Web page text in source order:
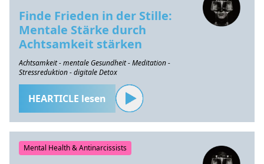
Finde Frieden in der Stille:
Mentale Stärke durch
Achtsamkeit stärken
Achtsamkeit - mentale Gesundheit - Meditation -
Stressreduktion - digitale Detox
HEARTICLE lesen
Mental Health & Antinarcissists